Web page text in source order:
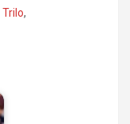
Trilo,